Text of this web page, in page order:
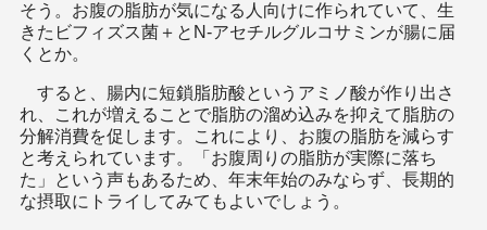
そう。お腹の脂肪が気になる人向けに作られていて、生
きたビフィズス菌＋とN-アセチルグルコサミンが腸に届
くとか。
すると、腸内に短鎖脂肪酸というアミノ酸が作り出さ
れ、これが増えることで脂肪の溜め込みを抑えて脂肪の
分解消費を促します。これにより、お腹の脂肪を減らす
と考えられています。「お腹周りの脂肪が実際に落ち
た」という声もあるため、年末年始のみならず、長期的
な摂取にトライしてみてもよいでしょう。